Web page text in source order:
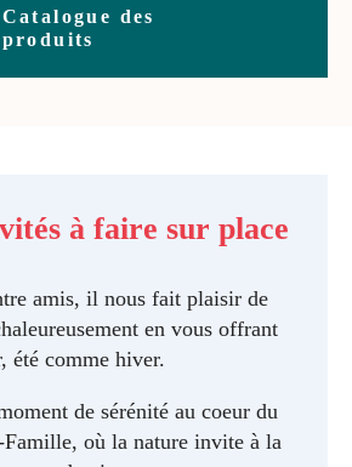
Catalogue des
produits
à faire sur place
amis, il nous fait plaisir de
en vous offrant
été comme hiver.
de sérénité au coeur du
où la nature invite à la